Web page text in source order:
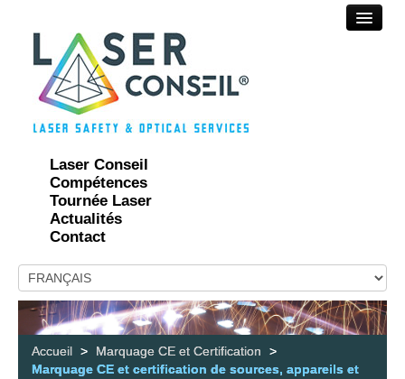
Laser Conseil
Compétences
Tournée Laser
Actualités
Contact
FORMATIONS SÉCURITÉ LASER
CONSEIL ET ASSISTANCE TECHNIQUE
PROTECTION LASER
AUDIT ET CONTRÔLE SÉCURITÉ LASER
RÉGLEMENTATION ET NORMALISATION
MARQUAGE CE ET CERTIFICATION
SÉCURITÉ LASER MILIEU MÉDICAL
SÉCURITÉ LED ET ROA
Accueil > Marquage CE et Certification
>
Marquage CE et certification de sources, appareils et